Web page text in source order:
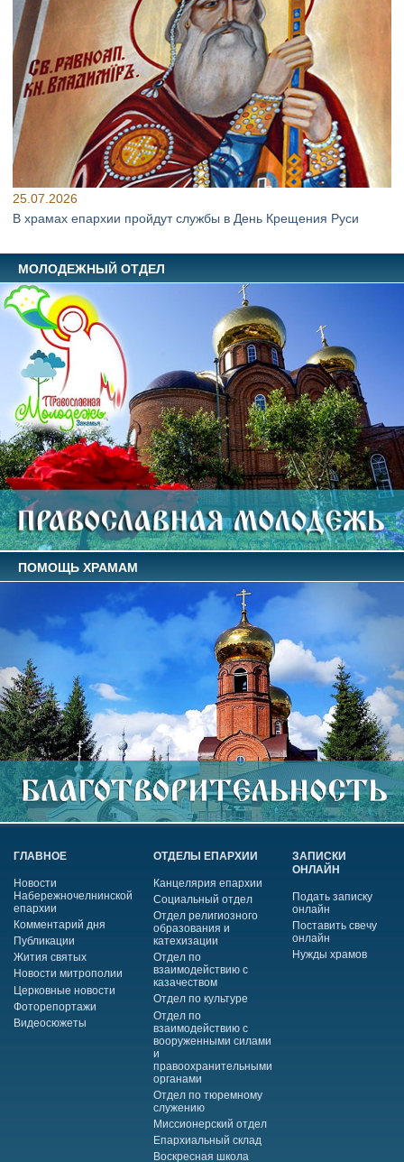
25.07.2026
В храмах епархии пройдут службы в День Крещения Руси
МОЛОДЕЖНЫЙ ОТДЕЛ
ПОМОЩЬ ХРАМАМ
ГЛАВНОЕ
Новости
Набережночелнинской
епархии
Комментарий дня
Публикации
Жития святых
Новости митрополии
Церковные новости
Фоторепортажи
Видеосюжеты
ОТДЕЛЫ ЕПАРХИИ
Канцелярия епархии
Социальный отдел
Отдел религиозного
образования и
катехизации
Отдел по
взаимодействию с
казачеством
Отдел по культуре
Отдел по
взаимодействию с
вооруженными силами
и
правоохранительными
органами
Отдел по тюремному
служению
Миссионерский отдел
Епархиальный склад
Воскресная школа
ЗАПИСКИ
ОНЛАЙН
Подать записку
онлайн
Поставить свечу
онлайн
Нужды храмов